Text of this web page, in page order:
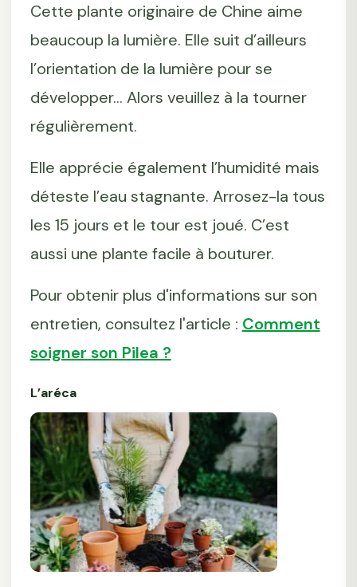
Cette plante originaire de Chine aime
beaucoup la lumière. Elle suit d’ailleurs
l’orientation de la lumière pour se
développer... Alors veuillez à la tourner
régulièrement.
Elle apprécie également l’humidité mais
déteste l’eau stagnante. Arrosez-la tous
les 15 jours et le tour est joué. C’est
aussi une plante facile à bouturer.
Pour obtenir plus d'informations sur son
entretien, consultez l'article : Comment
soigner son Pilea ?
L’aréca